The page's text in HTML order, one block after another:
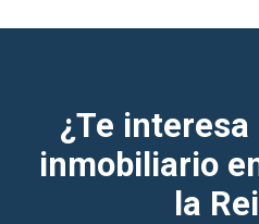
¿Te
inmobiliario
la